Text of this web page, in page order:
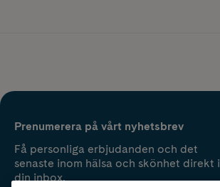
Prenumerera på vårt nyhetsbrev
Få personliga erbjudanden och det
senaste inom hälsa och skönhet direkt i
din inbox.